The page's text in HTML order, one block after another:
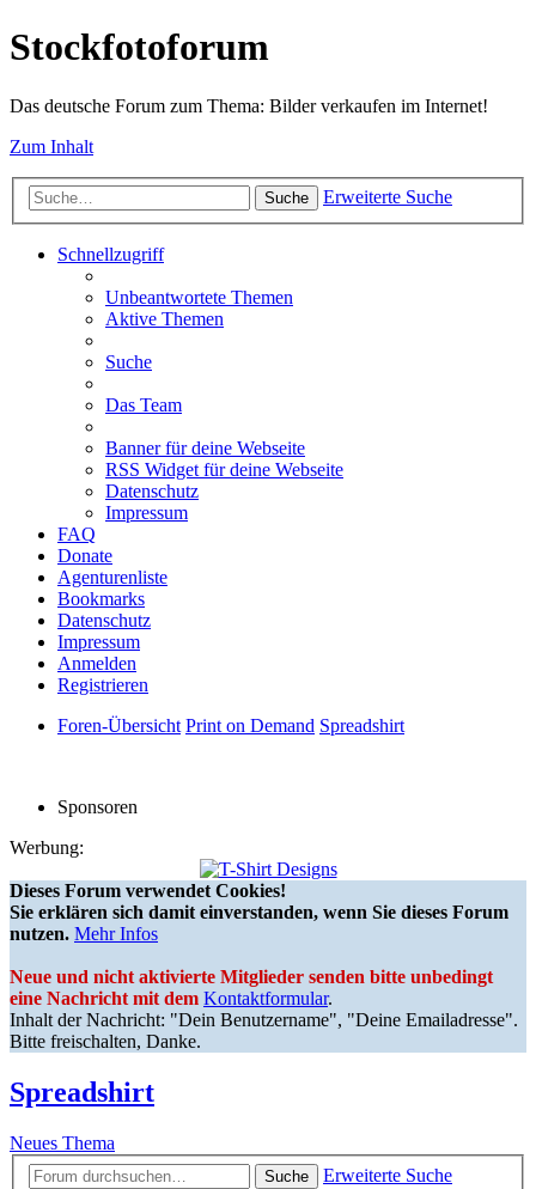
Stockfotoforum
Das deutsche Forum zum Thema: Bilder verkaufen im Internet!
Zum Inhalt
Suche Erweiterte Suche
Schnellzugriff
Unbeantwortete Themen
Aktive Themen
Suche
Das Team
Banner für deine Webseite
RSS Widget für deine Webseite
Datenschutz
Impressum
FAQ
Donate
Agenturenliste
Bookmarks
Datenschutz
Impressum
Anmelden
Registrieren
Foren-Übersicht Print on Demand Spreadshirt
Sponsoren
Werbung:
Dieses Forum verwendet Cookies!
Sie erklären sich damit einverstanden, wenn Sie dieses Forum
nutzen. Mehr Infos
Neue und nicht aktivierte Mitglieder senden bitte unbedingt
eine Nachricht mit dem Kontaktformular.
Inhalt der Nachricht: "Dein Benutzername", "Deine Emailadresse".
Bitte freischalten, Danke.
Spreadshirt
Neues Thema
Suche
Erweiterte Suche